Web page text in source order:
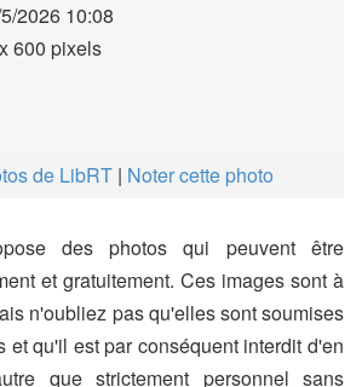
2026 10:08
600 pixels
de LibRT| Noter cette photo
des photos qui peuvent être
et gratuitement. Ces images sont à
n'oubliez pas qu'elles sont soumises
et qu'il est par conséquent interdit d'en
que strictement personnel sans